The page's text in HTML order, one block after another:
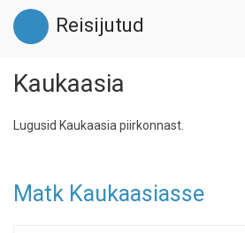
Liigu
edasi
põhisisu
Reisijutud
Kaukaasia
Lugusid Kaukaasia piirkonnast.
Matk Kaukaasiasse